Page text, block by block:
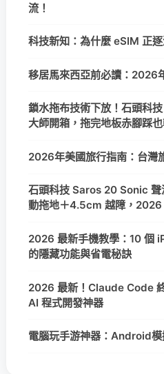
流！
科技新知：為什麼 eSIM 正
移居馬來西亞前必讀：2026
鎖水拖布技術下放！石頭科
大師開箱，拖完地板赤腳踩
2026年美國旅行指南：台灣
石頭科技 Saros 20 Sonic 聲
動拖地＋4.5cm 越障，2026
2026 最新手機教學：10 個
的隱藏功能與省電秘訣
2026 最新！Claude Code
AI 程式開發神器
電腦玩手游神器：Android